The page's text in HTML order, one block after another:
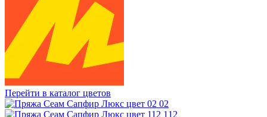
Перейти в каталог цветов
02
112